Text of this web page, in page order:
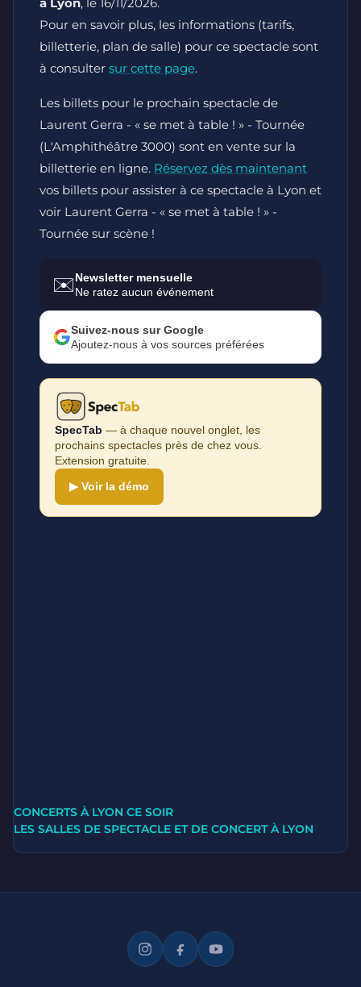
Pour en savoir plus, les informations (tarifs,
billetterie, plan de salle) pour ce spectacle sont
à consulter sur cette page.
Les billets pour le prochain spectacle de
Laurent Gerra - « se met à table ! » - Tournée
(L'Amphithéâtre 3000) sont en vente sur la
billetterie en ligne. Réservez dès maintenant
vos billets pour assister à ce spectacle à Lyon et
voir Laurent Gerra - « se met à table ! » -
Tournée sur scène !
✉️Newsletter mensuelle
Ne ratez aucun événement
Suivez-nous sur Google
Ajoutez-nous à vos sources préférées
SpecTab — à chaque nouvel onglet, les
prochains spectacles près de chez vous.
Extension gratuite.
▶ Voir la démo
CONCERTS À LYON CE SOIR
LES SALLES DE SPECTACLE ET DE CONCERT À LYON